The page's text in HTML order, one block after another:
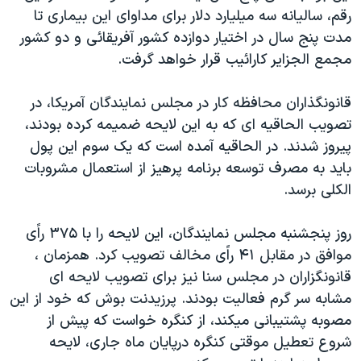
فرهنگ و زندگی
حقوق شهروندی
علم و فناوری
اسرائیل در جنگ
گالری عکس
آرشیو پخش زنده
مستندها
انتخابات ریاست جمهوری آمریکا ۲۰۲۴
رمز مهسا
ورزش زنان در ایران
اعتراضات زن، زندگی، آزادی
مجموعه مستندهای دادخواهی
دادگاه حمید نوری
چهل سال گروگان‌گیری
قانون شفافیت دارائی کادر رهبری ایران
اعتراضات مردمی آبان ۹۸
دنبال کنید
زبانهای مختلف
رقم، ساليانه سه ميليارد دلار برای مداوای اين بيماری تا
مدت پنج سال در اختيار دوازده کشور آفريقائی و دو کشور
مجمع الجزاير کارائيب قرار خواهد گرفت.
قانونگذاران محافظه کار در مجلس نمايندگان آمريکا، در
تصويب الحاقيه ای که به اين لايحه ضميمه کرده بودند،
پيروز شدند. در الحاقيه آمده است که يک سوم اين پول
بايد به مصرف توسعه برنامه پرهيز از استعمال مشروبات
الکلی برسد.
روز پنجشنبه مجلس نمايندگان، اين لايحه را با ۳۷۵ راًی
موافق در مقابل ۴۱ راًی مخالف تصويب کرد. همزمان ،
قانونگزاران در مجلس سنا نيز برای تصويب لايحه ای
مشابه سر گرم فعاليت بودند. پرزيدنت بوش که خود از اين
مصوبه پشتيبانی ميکند، از کنگره خواست که پيش از
شروع تعطيل موقتی کنگره درپايان ماه جاری، لايحه